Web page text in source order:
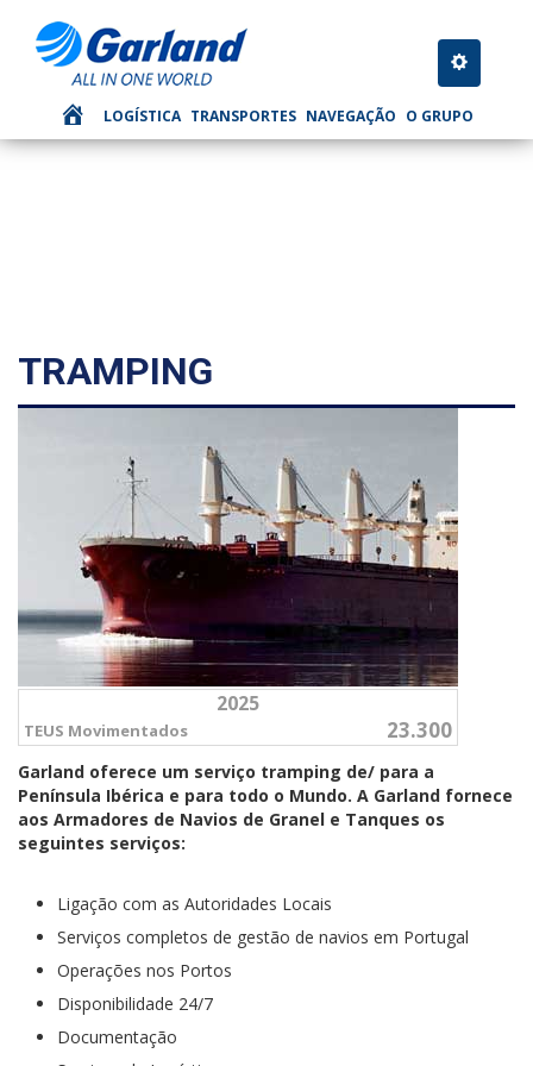
Toggle
LOGÍSTICA TRANSPORTES NAVEGAÇÃO O GRUPO
NAVEGAÇAO
TRAMPING
2025
TEUS Movimentados 23.300
Garland oferece um serviço tramping de/ para a
Península Ibérica e para todo o Mundo. A Garland fornece
aos Armadores de Navios de Granel e Tanques os
seguintes serviços:
Ligação com as Autoridades Locais
Serviços completos de gestão de navios em Portugal
Operações nos Portos
Disponibilidade 24/7
Documentação